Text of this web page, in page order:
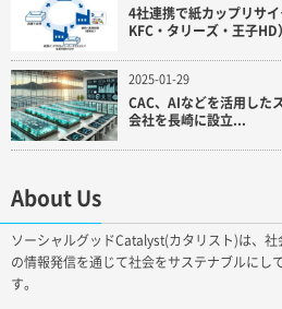
4社連携で紙カップリサ
KFC・タリーズ・王子
2025-01-29
CAC、AIなどを活用した
会社を長崎に設立...
About Us
ソーシャルグッドCatalyst(カタリスト)は、
の情報発信を通じて社会をサステナブルにし
す。